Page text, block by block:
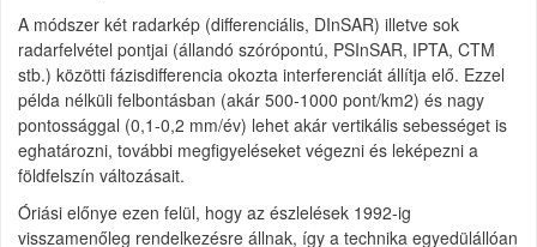
A módszer két radarkép (differenciális, DInSAR) illetve sok
radarfelvétel pontjai (állandó szórópontú, PSInSAR, IPTA, CTM
stb.) közötti fázisdifferencia okozta interferenciát állítja elő. Ezzel
példa nélküli felbontásban (akár 500-1000 pont/km2) és nagy
pontossággal (0,1-0,2 mm/év) lehet akár vertikális sebességet is
eghatározni, további megfigyeléseket végezni és leképezni a
földfelszín változásait.
Óriási előnye ezen felül, hogy az észlelések 1992-ig
visszamenőleg rendelkezésre állnak, így a technika egyedülállóan